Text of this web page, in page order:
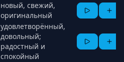
новый, свежий,
оригинальный
удовлетворённый,
довольный;
радостный и
спокойный